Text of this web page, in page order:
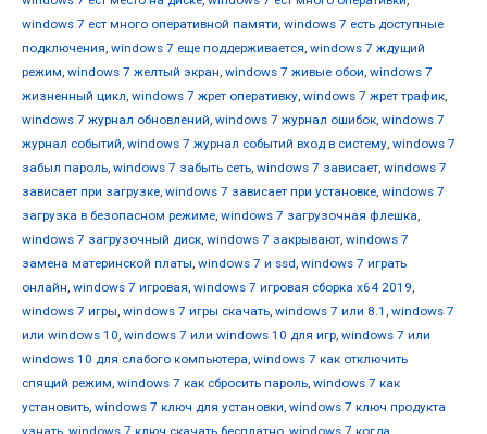
windows 7 ест много оперативной памяти, windows 7 есть доступные
подключения, windows 7 еще поддерживается, windows 7 ждущий
режим, windows 7 желтый экран, windows 7 живые обои, windows 7
жизненный цикл, windows 7 жрет оперативку, windows 7 жрет трафик,
windows 7 журнал обновлений, windows 7 журнал ошибок, windows 7
журнал событий, windows 7 журнал событий вход в систему, windows 7
забыл пароль, windows 7 забыть сеть, windows 7 зависает, windows 7
зависает при загрузке, windows 7 зависает при установке, windows 7
загрузка в безопасном режиме, windows 7 загрузочная флешка,
windows 7 загрузочный диск, windows 7 закрывают, windows 7
замена материнской платы, windows 7 и ssd, windows 7 играть
онлайн, windows 7 игровая, windows 7 игровая сборка x64 2019,
windows 7 игры, windows 7 игры скачать, windows 7 или 8.1 , windows 7
или windows 10, windows 7 или windows 10 для игр, windows 7 или
windows 10 для слабого компьютера, windows 7 как отключить
спящий режим, windows 7 как сбросить пароль, windows 7 как
установить, windows 7 ключ для установки, windows 7 ключ продукта